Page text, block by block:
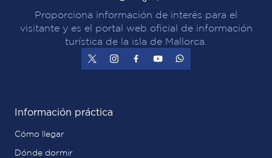
Proporciona información de interés para el
visitante y es el portal web oficial de información
turística de la isla de Mallorca.
Información práctica
Cómo llegar
Dónde dormir